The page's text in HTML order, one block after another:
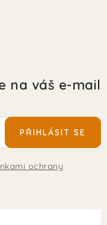
na váš e-mail
ochrany
PŘIHLÁSIT SE